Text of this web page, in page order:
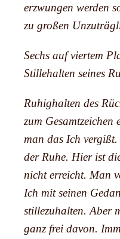
erzwungen werden
zu großen
Sechs auf viertem
Stillehalten seines
Ruhighalten des
zum
man das Ich
der Ruhe. Hier ist
nicht erreicht. Man
Ich mit seinen
stillezuhalten. Aber
ganz frei davon.